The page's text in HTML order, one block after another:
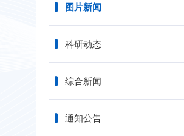
图片新闻
科研动态
综合新闻
通知公告